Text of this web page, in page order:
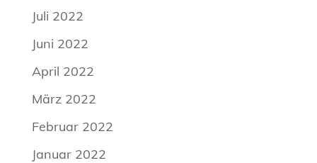
Juli 2022
Juni 2022
April 2022
März 2022
Februar 2022
Januar 2022